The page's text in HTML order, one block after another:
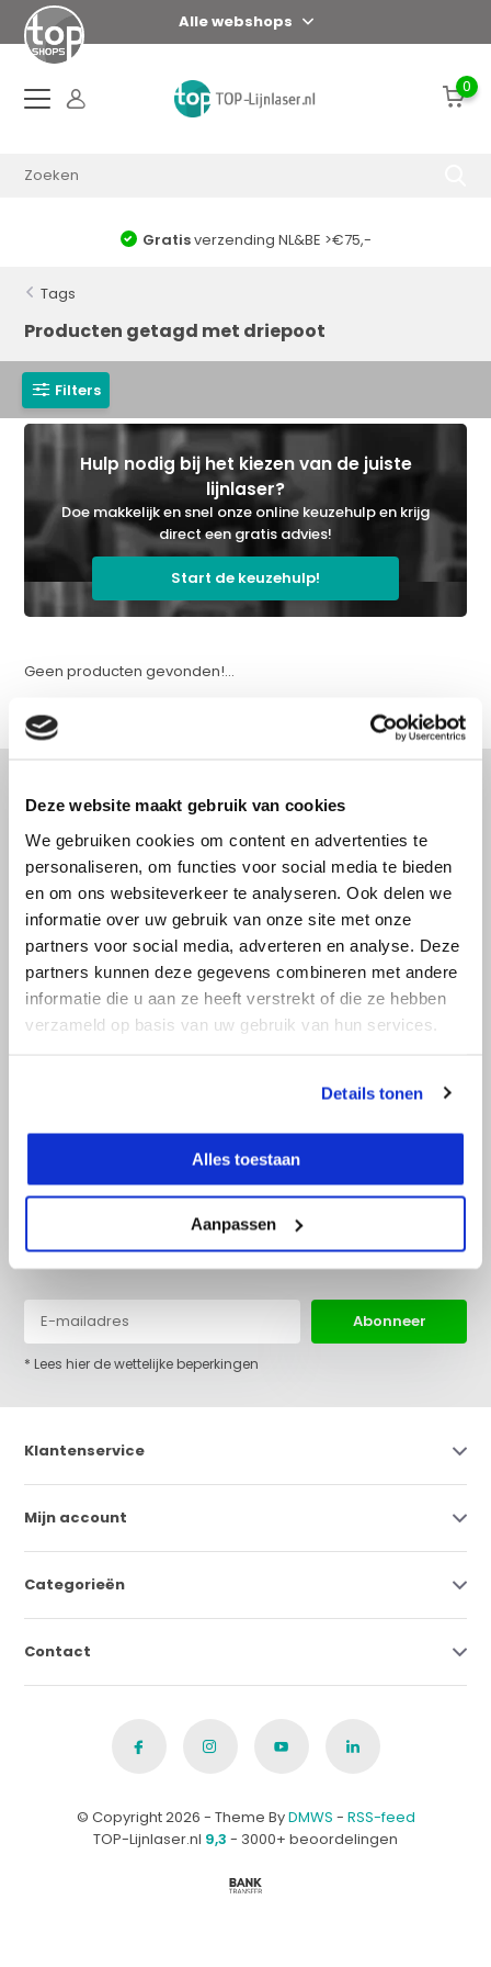
Deze website maakt gebruik van cookies
We gebruiken cookies om content en advertenties te
personaliseren, om functies voor social media te bieden
en om ons websiteverkeer te analyseren. Ook delen we
informatie over uw gebruik van onze site met onze
partners voor social media, adverteren en analyse. Deze
partners kunnen deze gegevens combineren met andere
informatie die u aan ze heeft verstrekt of die ze hebben
verzameld op basis van uw gebruik van hun services.
Details tonen
Alles toestaan
Aanpassen
Alle webshops
0
Gratisverzending NL&BE >€75,-
Tags
Producten getagd met driepoot
Filters
Hulp nodig bij het kiezen van de juiste
lijnlaser?
Doe makkelijk en snel onze online keuzehulp en krijg
direct een gratis advies!
Start de keuzehulp!
Geen producten gevonden!...
Advies nodig?
Doe onze online keuzehulp of bel direct
met een specialist!
Doe onze online keuzehulp
Blijf op de hoogte van het laatste nieuws en onze acties:
Abonneer
* Lees hier de wettelijke beperkingen
Klantenservice
Mijn account
Categorieën
Contact
© Copyright 2026 - Theme ByDMWS - RSS-feed
TOP-Lijnlaser.nl 9,3 - 3000+ beoordelingen